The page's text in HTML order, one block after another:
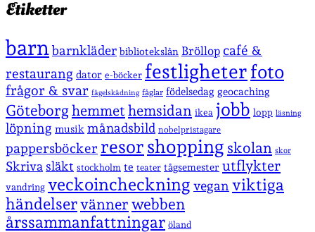
Etiketter
barnbarnkläder bibliotekslån Bröllop café &
restaurang dator e-böcker festligheterfoto
frågor & svar fågelskådning fåglar födelsedag geocaching
Göteborghemmet hemsidan ikea jobb lopp läsning
löpning musik månadsbild nobelpristagare
pappersböcker resor shopping skolan skor
Skriva släkt stockholm te teater tågsemester utflykter
vandring veckoincheckning vegan viktiga
händelservänner webben
årssammanfattningar öland